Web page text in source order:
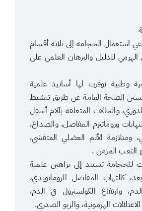
استعمال الحجامة إلى ثلاثة أقسام
للدليل والبرهان العلمي على
وطبية توفرت لها أسانيد علمية
الصحة العامة عن طريق تنشيط
والحالات المتعلقة بآلام أسفل
وروماتيزم المفاصل، والصداع،
ومتلازمة الألم العضلي المتفشي،
التعب المزمن .
للحجامة تستند إلى براهين علمية
كالتهاب المفاصل الروماتويدي،
وارتفاع الكولسترول في الدم،
الهرمونية، والربو الصدري.